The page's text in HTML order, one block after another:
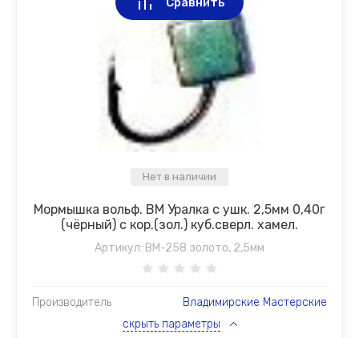
Нет в наличии
Мормышка вольф. ВМ Уралка с ушк. 2,5мм 0,40г
(чёрный) с кор.(зол.) куб.сверл. хамел.
Артикул: ВМ-258 золото, 2,5мм
Производитель
Владимирские Мастерские
скрыть параметры